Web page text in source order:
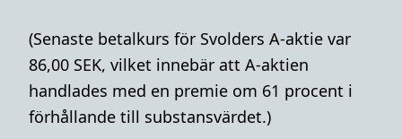
(Senaste betalkurs för Svolders A-aktie var
86,00 SEK, vilket innebär att A-aktien
handlades med en premie om 61 procent i
förhållande till substansvärdet.)